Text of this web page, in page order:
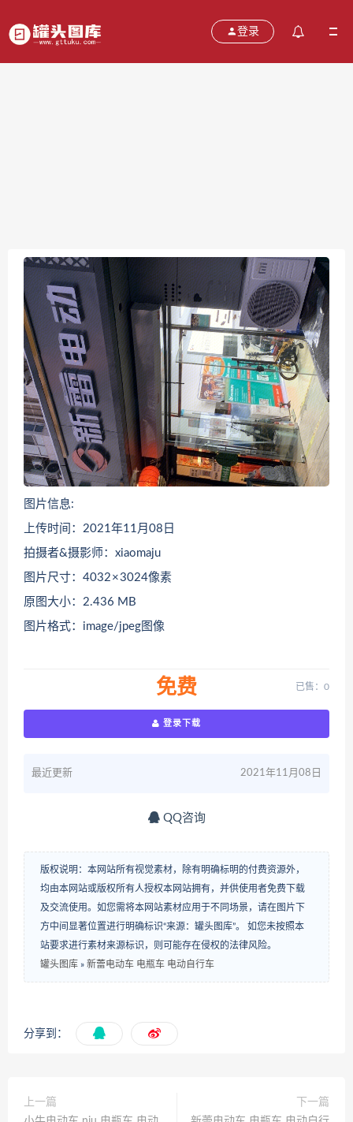
登录
图片信息:
上传时间：2021年11月08日
拍摄者&摄影师：xiaomaju
图片尺寸：4032 × 3024像素
原图大小：2.436 MB
图片格式：image/jpeg图像
免费 已售：0
登录下载
最近更新 2021年11月08日
QQ咨询
版权说明：本网站所有视觉素材，除有明确标明的付费资源外，
均由本网站或版权所有人授权本网站拥有，并供使用者免费下载
及交流使用。如您需将本网站素材应用于不同场景，请在图片下
方中间显著位置进行明确标识“来源：罐头图库”。 如您未按照本
站要求进行素材来源标识，则可能存在侵权的法律风险。
罐头图库 » 新蕾电动车 电瓶车 电动自行车
分享到：
上一篇
下一篇